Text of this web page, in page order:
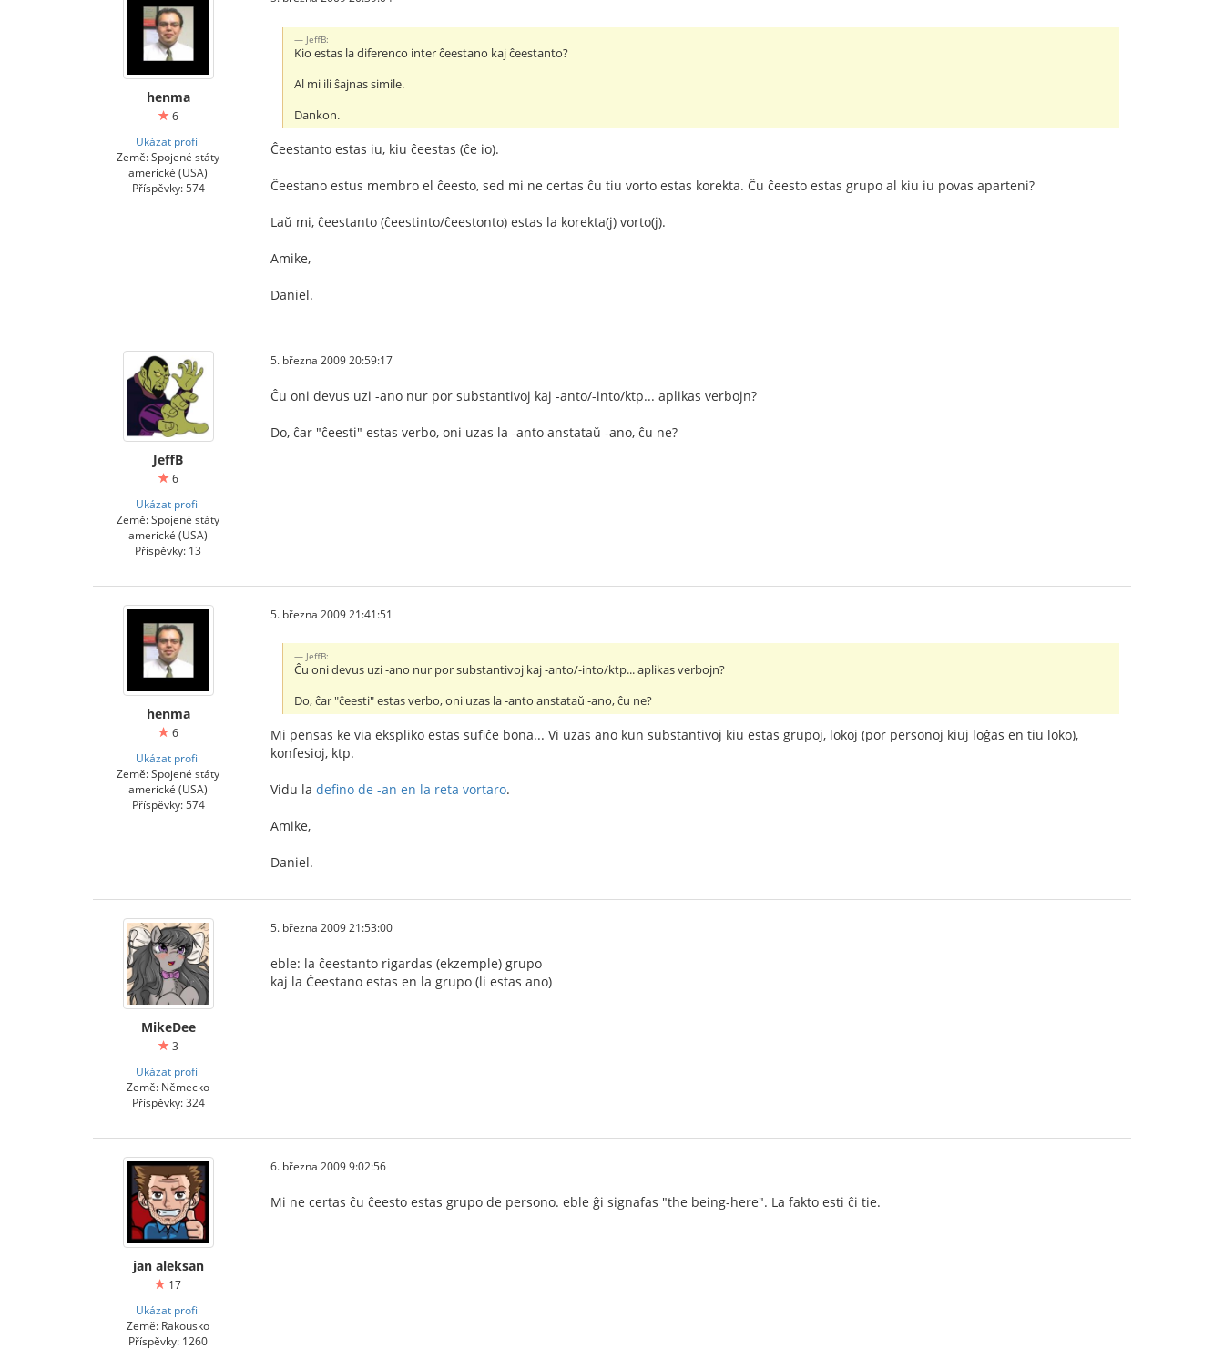
henma
6
Ukázat profil
Země: Spojené státy
americké (USA)
Příspěvky: 574
JeffB:
Kio estas la diferenco inter ĉeestano kaj ĉeestanto?
Al mi ili ŝajnas simile.
Dankon.
Ĉeestanto estas iu, kiu ĉeestas (ĉe io).
Ĉeestano estus membro el ĉeesto, sed mi ne certas ĉu tiu vorto estas korekta. Ĉu ĉeesto estas grupo al kiu iu povas aparteni?
Laŭ mi, ĉeestanto (ĉeestinto/ĉeestonto) estas la korekta(j) vorto(j).
Amike,
Daniel.
JeffB
6
Ukázat profil
Země: Spojené státy
americké (USA)
Příspěvky: 13
5. března 2009 20:59:17
Ĉu oni devus uzi -ano nur por substantivoj kaj -anto/-into/ktp... aplikas verbojn?
Do, ĉar "ĉeesti" estas verbo, oni uzas la -anto anstataŭ -ano, ĉu ne?
henma
6
Ukázat profil
Země: Spojené státy
americké (USA)
Příspěvky: 574
5. března 2009 21:41:51
JeffB:
Ĉu oni devus uzi -ano nur por substantivoj kaj -anto/-into/ktp... aplikas verbojn?
Do, ĉar "ĉeesti" estas verbo, oni uzas la -anto anstataŭ -ano, ĉu ne?
Mi pensas ke via ekspliko estas sufiĉe bona... Vi uzas ano kun substantivoj kiu estas grupoj, lokoj (por personoj kiuj loĝas en tiu loko),
konfesioj, ktp.
Vidu la defino de -an en la reta vortaro.
Amike,
Daniel.
MikeDee
3
Ukázat profil
Země: Německo
Příspěvky: 324
5. března 2009 21:53:00
eble: la ĉeestanto rigardas (ekzemple) grupo
kaj la Ĉeestano estas en la grupo (li estas ano)
jan aleksan
17
Ukázat profil
Země: Rakousko
Příspěvky: 1260
6. března 2009 9:02:56
Mi ne certas ĉu ĉeesto estas grupo de persono. eble ĝi signafas "the being-here". La fakto esti ĉi tie.